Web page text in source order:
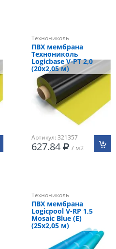
Технониколь
ПВХ мембрана
Технониколь
Logicbase V-PT 2,0
(20х2,05 м)
Артикул: 321357
627.84 / м2
Технониколь
ПВХ мембрана
Logicpool V-RP 1,5
Mosaic Blue (Е)
(25х2,05 м)